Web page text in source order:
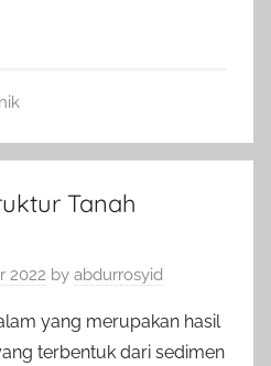
Tanah
2022 by abdurrosyid
yang merupakan hasil
terbentuk dari sedimen